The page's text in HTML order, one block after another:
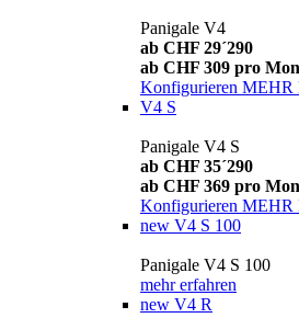
Panigale V4
ab CHF 29´290
ab CHF 309 pro
Konfigurieren MEHR
V4 S
Panigale V4 S
ab CHF 35´290
ab CHF 369 pro
Konfigurieren MEHR
new V4 S 100
Panigale V4 S 100
mehr erfahren
new V4 R